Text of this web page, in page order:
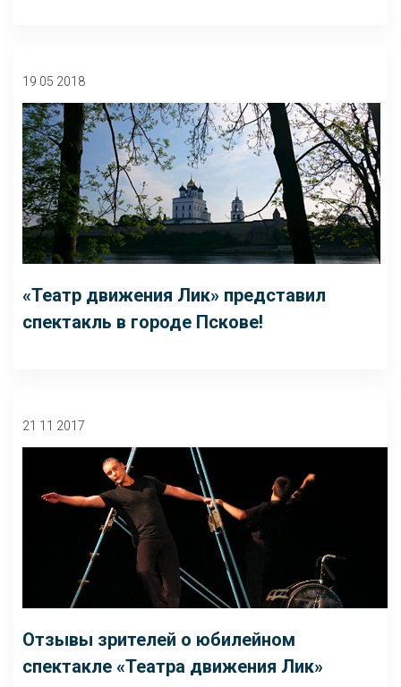
19 05 2018
«Театр движения Лик» представил
спектакль в городе Пскове!
21 11 2017
Отзывы зрителей о юбилейном
спектакле «Театра движения Лик»